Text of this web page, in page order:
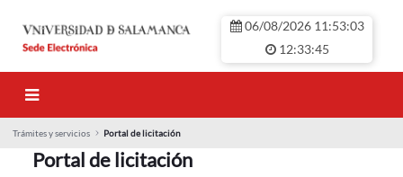
06/08/2026 11:53:03
12:33:45
Trámites y servicios Portal de licitación
Portal de licitación
Portal de licitación